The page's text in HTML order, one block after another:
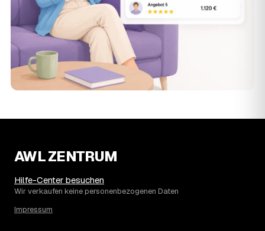
AWL ZENTRUM
Hilfe-Center besuchen
Wir verkaufen keine personenbezogenen Daten
Impressum